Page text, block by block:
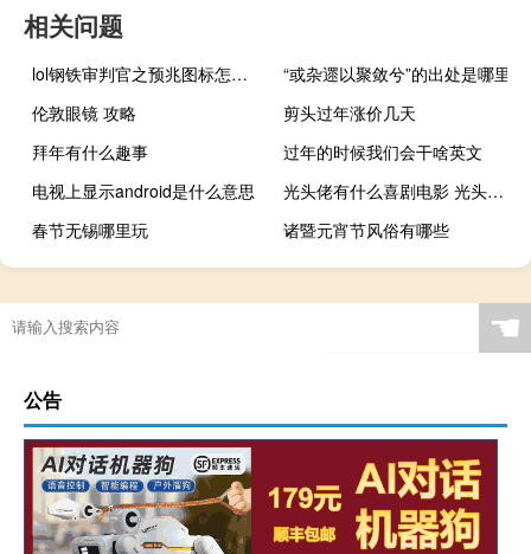
相关问题
lol钢铁审判官之预兆图标怎么获得（lol钢铁审判官之预兆图标获得方法）
“或杂遝以聚敛兮”的出处是哪里
伦敦眼镜 攻略
剪头过年涨价几天
拜年有什么趣事
过年的时候我们会干啥英文
电视上显示android是什么意思
光头佬有什么喜剧电影 光头佬麦嘉喜剧电影
春节无锡哪里玩
诸暨元宵节风俗有哪些
☚
公告